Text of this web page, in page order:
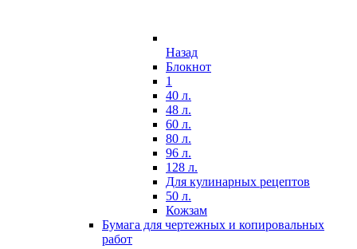
Назад
Блокнот
1
40 л.
48 л.
60 л.
80 л.
96 л.
128 л.
Для кулинарных рецептов
50 л.
Кожзам
Бумага для чертежных и копировальных
работ